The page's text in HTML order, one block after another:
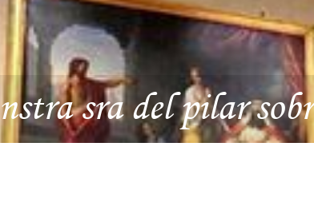
nstra sra del pilar